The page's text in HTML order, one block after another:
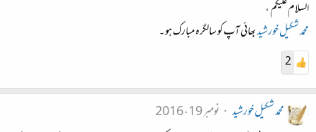
السلام علیکم ،
محمد شکیل خورشیدبھائی آپ کو سالگرہ مبارک ہو ۔
2
محمد شکیل خورشید
نومبر 19، 2016